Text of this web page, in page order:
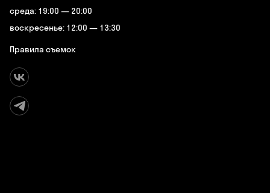
среда: 19:00 — 20:00
воскресенье: 12:00 — 13:30
Правила съемок